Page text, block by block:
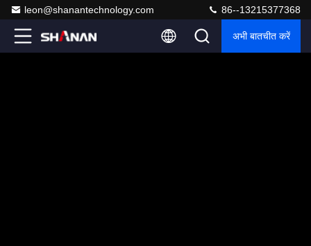
leon@shanantechnology.com 86--13215377368
अभी बातचीत करें